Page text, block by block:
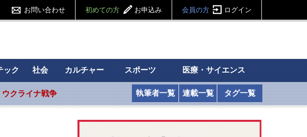
お問い合わせ 初めての方 お申込み 会員の方 ログイン
ック 社会 カルチャー スポーツ 医療・サイエンス
クライナ戦争 執筆者一覧 連載一覧 タグ一覧